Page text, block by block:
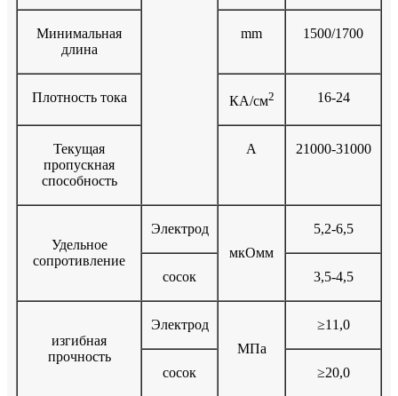
Минимальная
длина
mm 1500/1700
Плотность тока КА/см2 16-24
Текущая
пропускная
способность
A 21000-31000
Удельное
сопротивление
Электрод
мкОмм
5,2-6,5
сосок 3,5-4,5
изгибная
прочность
Электрод
МПа
≥11,0
сосок ≥20,0